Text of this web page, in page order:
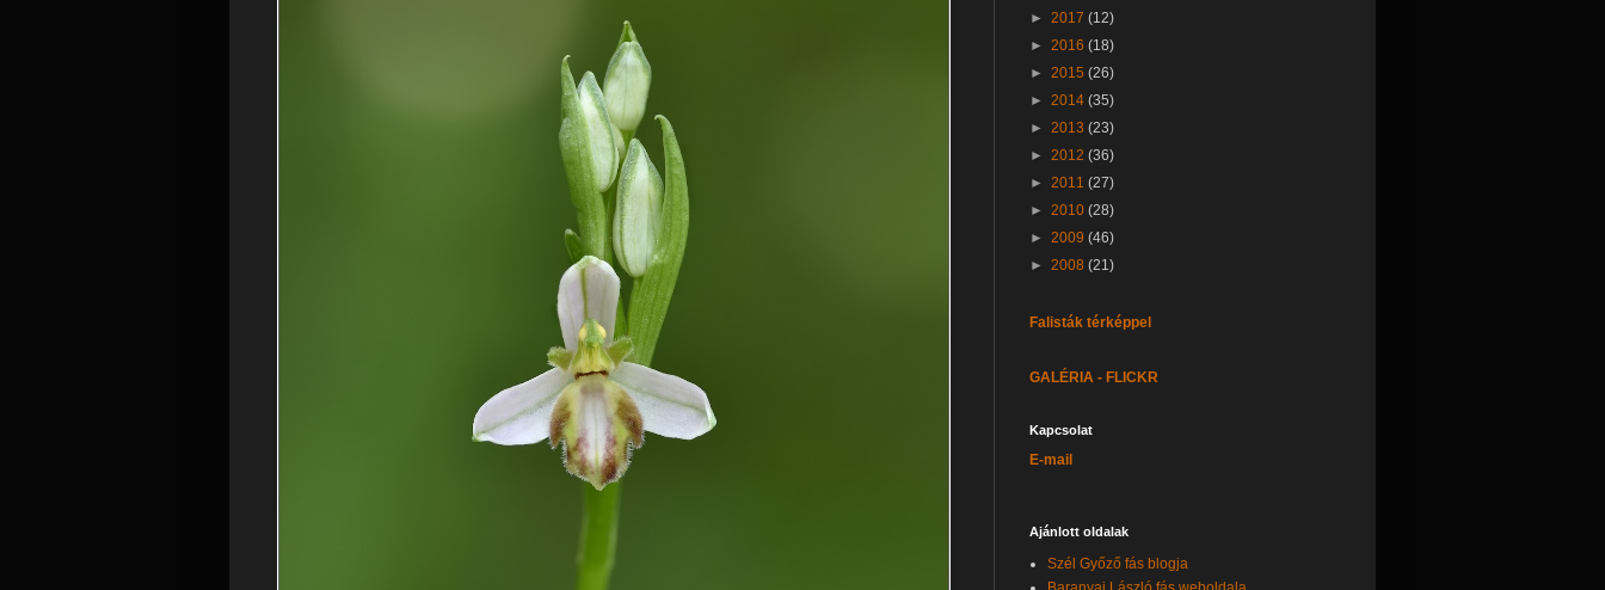
► 2017 (12)
► 2016 (18)
► 2015 (26)
► 2014 (35)
► 2013 (23)
► 2012 (36)
► 2011 (27)
► 2010 (28)
► 2009 (46)
► 2008 (21)
Falisták térképpel
GALÉRIA - FLICKR
Kapcsolat
E-mail
Ajánlott oldalak
Szél Győző fás blogja